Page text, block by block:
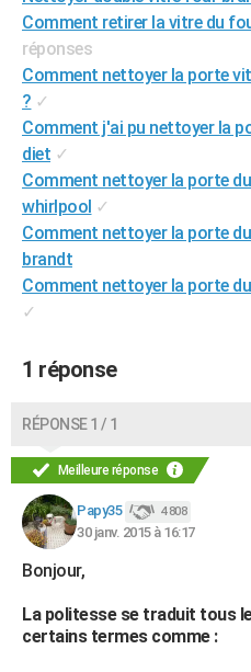
Alimentation
Guide de la santé
Maladies
Médicaments
Sommeil
VOYAGE
Destinations
City break
Voyage nature
Voyage de noces
Forum
Climat
+PHOTO
GUIDES D'ACHAT
BONS PLANS
CARTE DE VOEUX
Carte de Noël
Carte Bonne année
Carte Saint-Valentin
Carte Pâques
Carte d'anniversaire
DICTIONNAIRE
Dictionnaire
Biographies
Citations
Expressions
Proverbes
PROGRAMME TV
S'inscrire
Se connecter
Lycées
Collèges
Primaires
Universités
Entreprises
Service militaire
Avis de recherche
AVIS DE DÉCÈS
FORUM
Comment retirer la vitre du
réponses
Comment nettoyer la porte
? ✓
Comment j'ai pu nettoyer la
diet ✓
Comment nettoyer la porte
whirlpool ✓
Comment nettoyer la porte
brandt
Comment nettoyer la porte
✓
1 réponse
RÉPONSE 1 / 1
Meilleure réponse
Papy35 4 808
30 janv. 2015 à 16:17
Bonjour,
La politesse se traduit tous
certains termes comme :